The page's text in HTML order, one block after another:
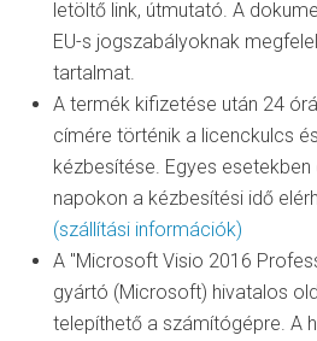
letöltő link, útmutató. A
EU-s jogszabályoknak
tartalmat.
A termék kifizetése után 24
címére történik a licenckulcs
kézbesítése. Egyes esetekben
napokon a kézbesítési idő
(szállítási információk)
A "Microsoft Visio 2016
gyártó (Microsoft) hivatalos
telepíthető a számítógépre. A